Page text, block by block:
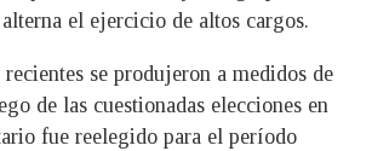
el ejercicio de altos cargos.
se produjeron a medidos de
de las cuestionadas elecciones en
fue reelegido para el período